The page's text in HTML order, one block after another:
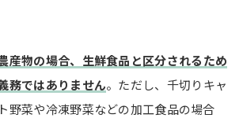
産物の場合、生鮮食品と区分されるため
務ではありません。ただし、千切りキャ
野菜や冷凍野菜などの加工食品の場合